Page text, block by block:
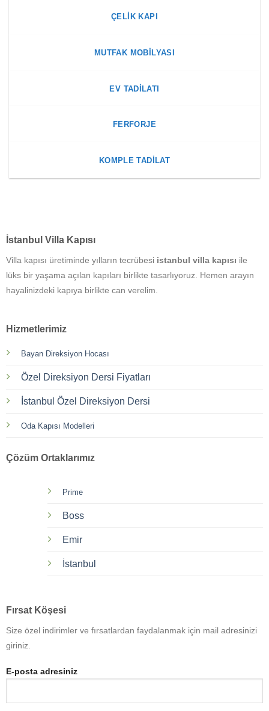
ÇELIK KAPI
MUTFAK MOBILYASI
EV TADILATI
FERFORJE
KOMPLE TADILAT
İstanbul Villa Kapısı
Villa kapısı üretiminde yılların tecrübesi istanbul villa kapısı ile
lüks bir yaşama açılan kapıları birlikte tasarlıyoruz. Hemen arayın
hayalinizdeki kapıya birlikte can verelim.
Hizmetlerimiz
Bayan Direksiyon Hocası
Özel Direksiyon Dersi Fiyatları
İstanbul Özel Direksiyon Dersi
Oda Kapısı Modelleri
Çözüm Ortaklarımız
Prime
Boss
Emir
İstanbul
Fırsat Köşesi
Size özel indirimler ve fırsatlardan faydalanmak için mail adresinizi
giriniz.
E-posta adresiniz